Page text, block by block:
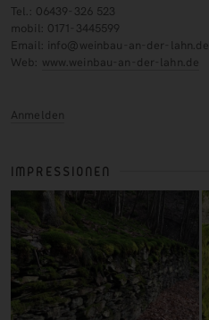
Tel.: 06439-326 523
mobil: 0171-3445599
Email: info@weinbau-an-der-lahn.de
Web: www.weinbau-an-der-lahn.de
Anmelden
IMPRESSIONEN